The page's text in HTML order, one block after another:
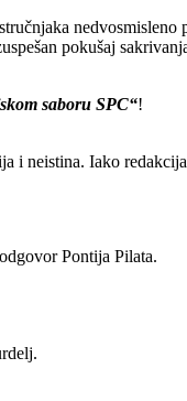
pokušaj
saboru SPC“!
neistina. Iako
Pontija Pilata.